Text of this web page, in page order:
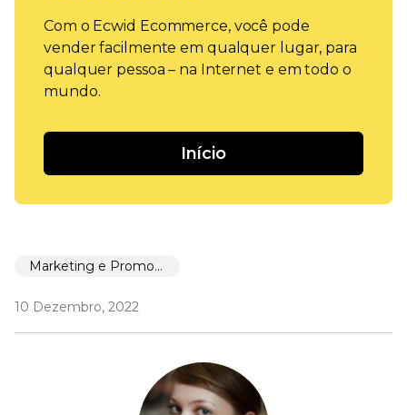
Com o Ecwid Ecommerce, você pode
vender facilmente em qualquer lugar, para
qualquer pessoa – na Internet e em todo o
mundo.
Início
Marketing e Promoção
10 Dezembro, 2022